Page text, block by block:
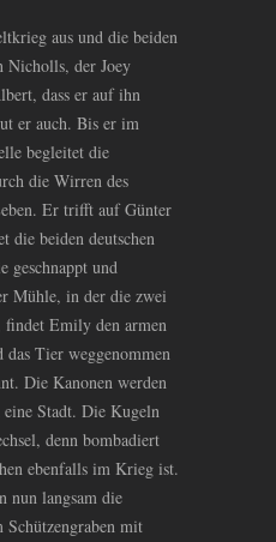
aus und die beiden
Nicholls, der Joey
dass er auf ihn
er auch. Bis er im
begleitet die
die Wirren des
Er trifft auf Günter
die beiden deutschen
geschnappt und
Mühle, in der die zwei
Emily den armen
Tier weggenommen
Die Kanonen werden
eine Stadt. Die Kugeln
denn bombadiert
ebenfalls im Krieg ist.
nun langsam die
mit